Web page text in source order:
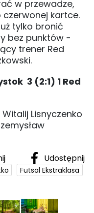
w przewadze,
czerwonej kartce.
tylko bronić
bez punktów -
trener Red
3 (2:1) 1 Red
Lisnyczenko
Udostępnij
Futsal Ekstraklasa